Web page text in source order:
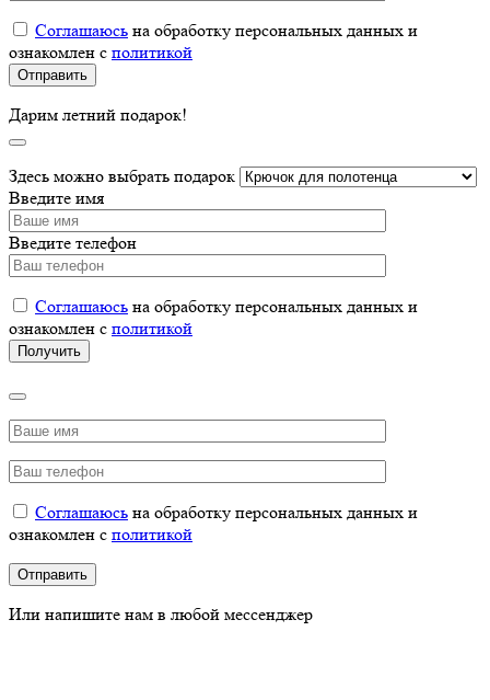
Соглашаюсь на обработку персональных данных и
ознакомлен с политикой
Дарим летний подарок!
Здесь можно выбрать подарок
Введите имя
Введите телефон
Соглашаюсь на обработку персональных данных и
ознакомлен с политикой
Соглашаюсь на обработку персональных данных и
ознакомлен с политикой
Или напишите нам в любой мессенджер